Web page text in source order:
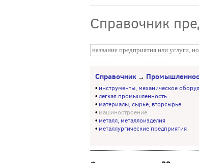
Справочник
Справочник →
• инструменты, механическое
•легкая промышленность
• материалы, сырье, вторсырье
• машиностроение
• металл, металлоизделия
• металлургические предприятия